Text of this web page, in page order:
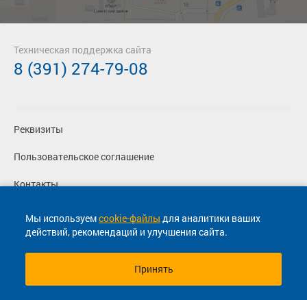
Мы используемcookie-файлы для аналитики ваших
действий, рекомендаций и улучшения сайта.
Принять
Реквизиты
Пользовательское соглашение
Контакты
Политика конфиденциальности
Перевозчикам
Техническая поддержка сайта
8 (391) 274-79-08
© 2013-2026, ООО "Капитал"- Онлайн сервис продажи